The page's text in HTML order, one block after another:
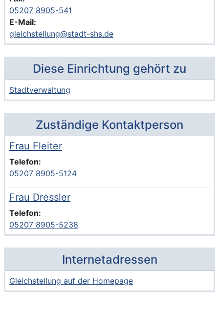
05207 8905-541
E-Mail:
gleichstellung@stadt-shs.de
Diese Einrichtung gehört zu
Stadtverwaltung
Zuständige Kontaktperson
Beschreibung der zuständigen Kontaktperson Frau
Voller Name:
Frau Fleiter
Telefon:
05207 8905-5124
Beschreibung der zuständigen Kontaktperson Frau
Voller Name:
Frau Dressler
Telefon:
05207 8905-5238
Internetadressen
Gleichstellung auf der Homepage